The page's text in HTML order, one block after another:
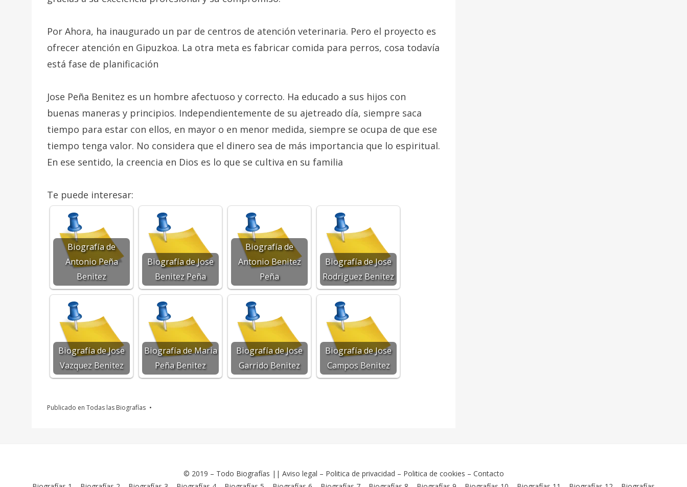
Por Ahora, ha inaugurado un par de centros de atención veterinaria. Pero el proyecto es
ofrecer atención en Gipuzkoa. La otra meta es fabricar comida para perros, cosa todavía
está fase de planificación
Jose Peña Benitez es un hombre afectuoso y correcto. Ha educado a sus hijos con
buenas maneras y principios. Independientemente de su ajetreado día, siempre saca
tiempo para estar con ellos, en mayor o en menor medida, siempre se ocupa de que ese
tiempo tenga valor. No considera que el dinero sea de más importancia que lo espiritual.
En ese sentido, la creencia en Dios es lo que se cultiva en su familia
Te puede interesar:
Biografía de
Antonio Peña
Benitez
Biografía de Jose
Benitez Peña
Biografía de
Antonio Benitez
Peña
Biografía de Jose
Rodriguez Benitez
Biografía de Jose
Vazquez Benitez
Biografía de Maria
Peña Benitez
Biografía de Jose
Garrido Benitez
Biografía de Jose
Campos Benitez
Publicado en Todas las Biografías
© 2019 – Todo Biografías || Aviso legal – Politica de privacidad – Politica de cookies – Contacto